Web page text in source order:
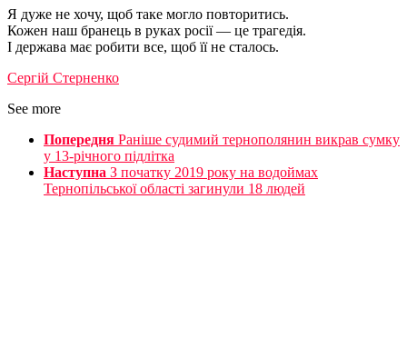
Я дуже не хочу, щоб таке могло повторитись.
Кожен наш бранець в руках росії — це трагедія.
І держава має робити все, щоб її не сталось.
Сергій Стерненко
See more
Попередня Раніше судимий тернополянин викрав сумку
у 13-річного підлітка
Наступна З початку 2019 року на водоймах
Тернопільської області загинули 18 людей